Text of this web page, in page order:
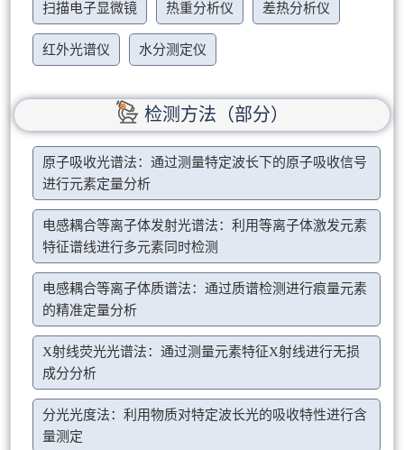
扫描电子显微镜 热重分析仪 差热分析仪
红外光谱仪 水分测定仪
检测方法（部分）
原子吸收光谱法：通过测量特定波长下的原子吸收信号
进行元素定量分析
电感耦合等离子体发射光谱法：利用等离子体激发元素
特征谱线进行多元素同时检测
电感耦合等离子体质谱法：通过质谱检测进行痕量元素
的精准定量分析
X射线荧光光谱法：通过测量元素特征X射线进行无损
成分分析
分光光度法：利用物质对特定波长光的吸收特性进行含
量测定